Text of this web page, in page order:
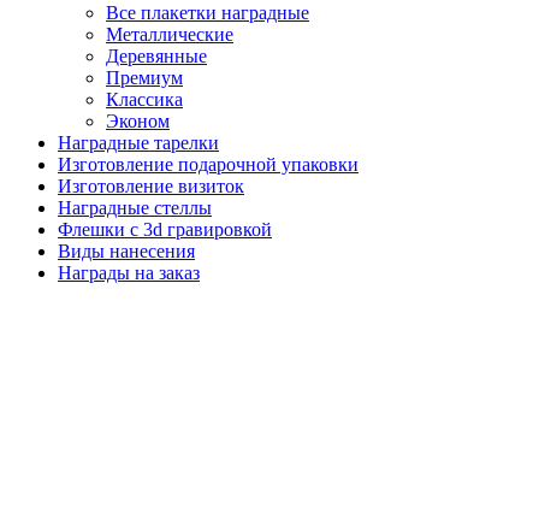
Все плакетки наградные
Металлические
Деревянные
Премиум
Классика
Эконом
Наградные тарелки
Изготовление подарочной упаковки
Изготовление визиток
Наградные стеллы
Флешки с 3d гравировкой
Виды нанесения
Награды на заказ